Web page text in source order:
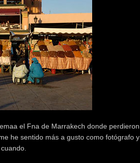
el Fna de Marrakech donde perdieron
he sentido más a gusto como fotógrafo y